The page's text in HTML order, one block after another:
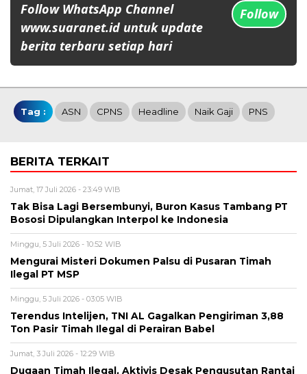
Follow WhatsApp Channel
www.suaranet.id untuk update
berita terbaru setiap hari
Follow
Tag : ASN CPNS Headline Naik Gaji PNS
BERITA TERKAIT
Jumat, 17 Juli 2026 - 23:49 WIB
Tak Bisa Lagi Bersembunyi, Buron Kasus Tambang PT
Bososi Dipulangkan Interpol ke Indonesia
Minggu, 5 Juli 2026 - 10:52 WIB
Mengurai Misteri Dokumen Palsu di Pusaran Timah
Ilegal PT MSP
Minggu, 5 Juli 2026 - 03:05 WIB
Terendus Intelijen, TNI AL Gagalkan Pengiriman 3,88
Ton Pasir Timah Ilegal di Perairan Babel
Jumat, 3 Juli 2026 - 12:29 WIB
Dugaan Timah Ilegal, Aktivis Desak Pengusutan Rantai